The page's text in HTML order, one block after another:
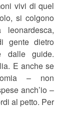
vivi di quel
si colgono
gente dietro
dalle guide.
E anche se
– non
anch’io –
al petto. Per